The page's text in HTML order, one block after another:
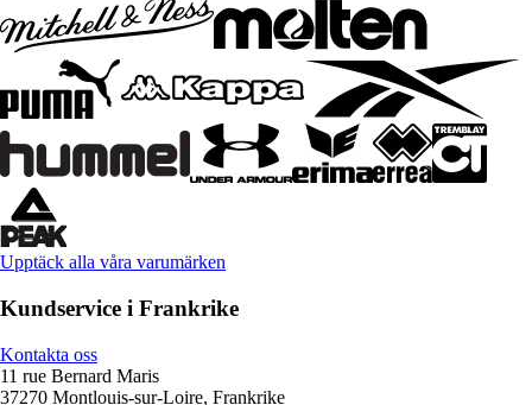
Upptäck alla våra varumärken
Kundservice i Frankrike
Kontakta oss
11 rue Bernard Maris
37270 Montlouis-sur-Loire, Frankrike